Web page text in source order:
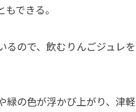
できる。
ので、飲むりんごジュレを
の色が浮かび上がり、津軽